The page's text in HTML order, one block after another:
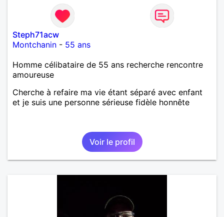
Steph71acw
Montchanin - 55 ans
Homme célibataire de 55 ans recherche rencontre
amoureuse
Cherche à refaire ma vie étant séparé avec enfant
et je suis une personne sérieuse fidèle honnête
Voir le profil